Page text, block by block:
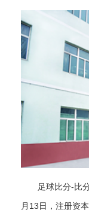
足球比分-比分
月13日，注册资